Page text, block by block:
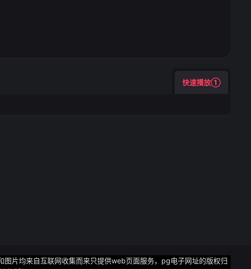
快速播放①
片均来自互联网收集而来只提供web页面服务，pg电子网址的版权归